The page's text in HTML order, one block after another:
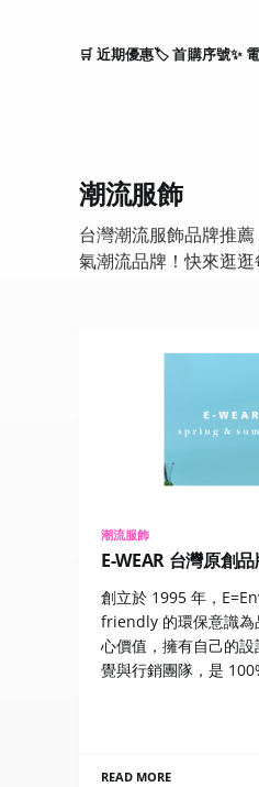
🛒 近期優惠🏷️ 首購序號✨
潮流服飾
台灣潮流服飾品牌推
氣潮流品牌！快來逛逛
潮流服飾
E-WEAR 台灣原創
創立於 1995 年，
friendly 的環保意識為
心價值，擁有自己的
覺與行銷團隊，是
READ MORE